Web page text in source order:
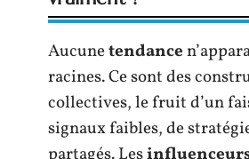
Aucunetendance
racines. Ce sont des
collectives, le fruit d’un
signaux faibles, de
partagés. Les